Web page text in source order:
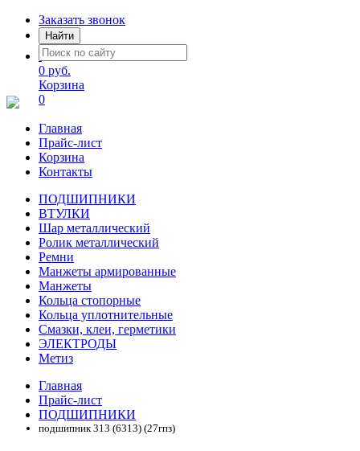
Заказать звонок
Найти
0 руб.
Корзина
0
Главная
Прайс-лист
Корзина
Контакты
ПОДШИПНИКИ
ВТУЛКИ
Шар металлический
Ролик металлический
Ремни
Манжеты армированные
Манжеты
Кольца стопорные
Кольца уплотнительные
Смазки, клеи, герметики
ЭЛЕКТРОДЫ
Метиз
Главная
Прайс-лист
ПОДШИПНИКИ
подшипник 313 (6313) (27гпз)